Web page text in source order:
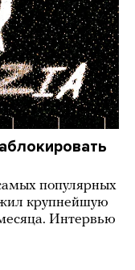
популярных
крупнейшую
Интервью